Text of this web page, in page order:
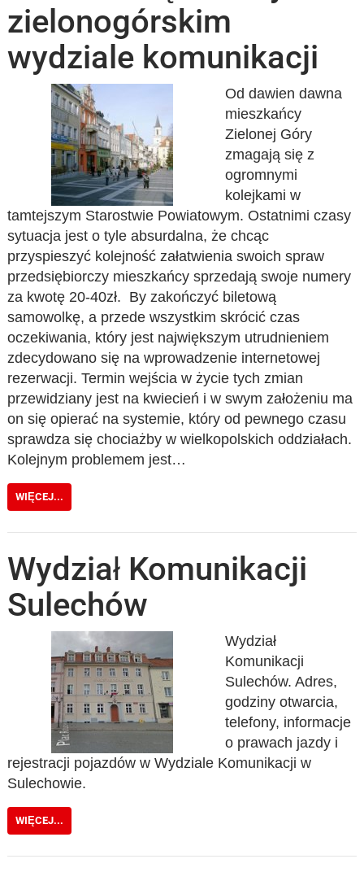
zielonogórskim
wydziale komunikacji
Od dawien dawna
mieszkańcy
Zielonej Góry
zmagają się z
ogromnymi
kolejkami w
tamtejszym Starostwie Powiatowym. Ostatnimi czasy
sytuacja jest o tyle absurdalna, że chcąc
przyspieszyć kolejność załatwienia swoich spraw
przedsiębiorczy mieszkańcy sprzedają swoje numery
za kwotę 20-40zł. By zakończyć biletową
samowolkę, a przede wszystkim skrócić czas
oczekiwania, który jest największym utrudnieniem
zdecydowano się na wprowadzenie internetowej
rezerwacji. Termin wejścia w życie tych zmian
przewidziany jest na kwiecień i w swym założeniu ma
on się opierać na systemie, który od pewnego czasu
sprawdza się chociażby w wielkopolskich oddziałach.
Kolejnym problemem jest…
WIĘCEJ...
Wydział Komunikacji
Sulechów
Wydział
Komunikacji
Sulechów. Adres,
godziny otwarcia,
telefony, informacje
o prawach jazdy i
rejestracji pojazdów w Wydziale Komunikacji w
Sulechowie.
WIĘCEJ...